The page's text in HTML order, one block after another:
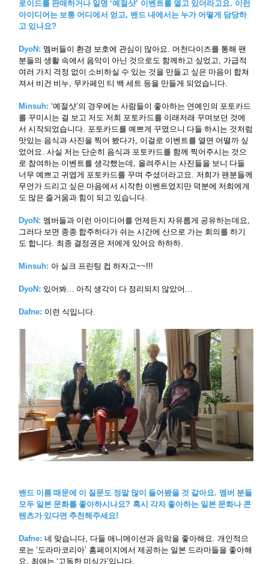
로이드를 판매하거나 일명‘예절샷’ 이벤트를 열고 있더라고요. 이런
아이디어는 보통 어디에서 얻고, 밴드 내에서는 누가 어떻게 담당하
고 있나요?
DyoN: 멤버들이 환경 보호에 관심이 많아요. 머천다이즈를 통해 팬
분들의 생활 속에서 음악이 아닌 것으로도 함께하고 싶었고, 가급적
여러 가지 걱정 없이 소비하실 수 있는 것을 만들고 싶은 마음이 합쳐
져서 비건 비누, 무카페인 티 백 세트 등을 만들게 되었습니다.
Minsuh: ‘예절샷’의 경우에는 사람들이 좋아하는 연예인의 포토카드
를 꾸미시는 걸 보고 저도 저희 포토카드를 이래저래 꾸며보던 것에
서 시작되었습니다. 포토카드를 예쁘게 꾸몄으니 다들 하시는 것처럼
맛있는 음식과 사진을 찍어 봤다가, 이걸로 이벤트를 열면 어떨까 싶
었어요.사실 저는 단순히 음식과 포토카드를 함께 찍어주시는 것으
로 참여하는 이벤트를 생각했는데 , 올려주시는 사진들을 보니 다들
너무 예쁘고 귀엽게 포토카드를 꾸며 주셨더라고요. 저희가 팬분들께
무언가 드리고 싶은 마음에서 시작한 이벤트였지만 덕분에 저희에게
도 많은 즐거움과 힘이 되고 있습니다.
DyoN: 멤버들과 이런 아이디어를 언제든지 자유롭게 공유하는데요,
그러다 보면 종종 합주하다가 쉬는 시간에 산으로 가는 회의를 하기
도 합니다. 최종 결정권은 저에게 있어요 하하하.
Minsuh: 아 실크 프린팅 컵 하자고~~!!!
DyoN: 있어봐… 아직 생각이 다 정리되지 않았어 …
Dafne: 이런 식입니다.
밴드 이름 때문에 이 질문도 정말 많이 들어봤을 것 같아요. 멤버 분들
모두 일본 문화를 좋아하시나요? 혹시 각자 좋아하는 일본 문화나 콘
텐츠가 있다면 추천해주세요!
Dafne: 네 맞습니다, 다들 애니메이션과 음악을 좋아해요.개인적으
로는‘도라마코리아’ 홈페이지에서 제공하는 일본 드라마들을 좋아해
요. 최애는‘고독한 미식가’입니다.